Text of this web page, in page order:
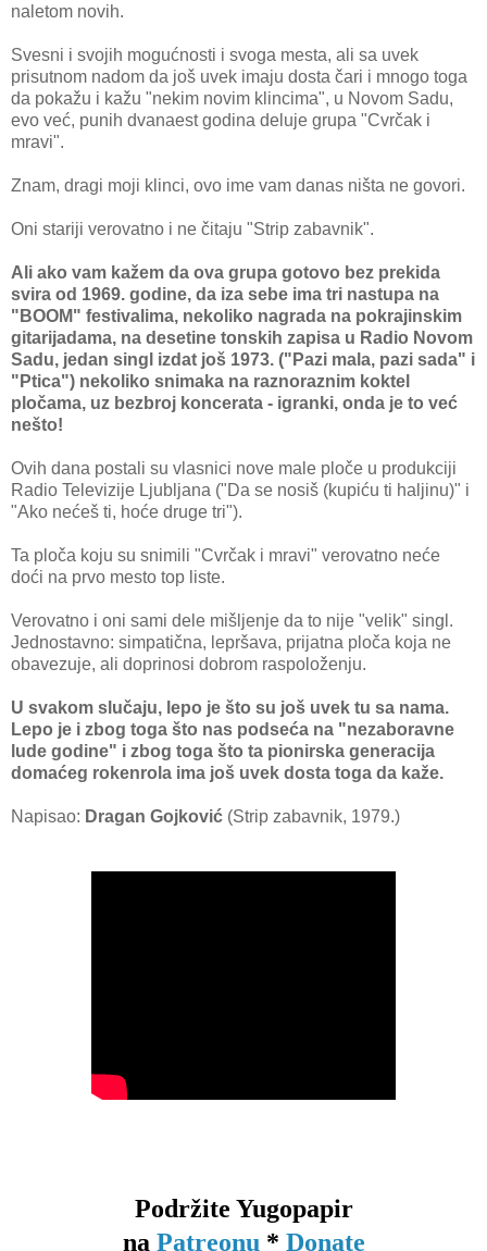
naletom novih.
Svesni i svojih mogućnosti i svoga mesta, ali sa uvek
prisutnom nadom da još uvek imaju dosta čari i mnogo toga
da pokažu i kažu "nekim novim klincima", u Novom Sadu,
evo već, punih dvanaest godina deluje grupa "Cvrčak i
mravi".
Znam, dragi moji klinci, ovo ime vam danas ništa ne govori.
Oni stariji verovatno i ne čitaju "Strip zabavnik".
Ali ako vam kažem da ova grupa gotovo bez prekida
svira od 1969. godine, da iza sebe ima tri nastupa na
"BOOM" festivalima, nekoliko nagrada na pokrajinskim
gitarijadama, na desetine tonskih zapisa u Radio Novom
Sadu, jedan singl izdat još 1973. ("Pazi mala, pazi sada" i
"Ptica") nekoliko snimaka na raznoraznim koktel
pločama, uz bezbroj koncerata - igranki, onda je to već
nešto!
Ovih dana postali su vlasnici nove male ploče u produkciji
Radio Televizije Ljubljana ("Da se nosiš (kupiću ti haljinu)" i
"Ako nećeš ti, hoće druge tri").
Ta ploča koju su snimili "Cvrčak i mravi" verovatno neće
doći na prvo mesto top liste.
Verovatno i oni sami dele mišljenje da to nije "velik" singl.
Jednostavno: simpatična, lepršava, prijatna ploča koja ne
obavezuje, ali doprinosi dobrom raspoloženju.
U svakom slučaju, lepo je što su još uvek tu sa nama.
Lepo je i zbog toga što nas podseća na "nezaboravne
lude godine" i zbog toga što ta pionirska generacija
domaćeg rokenrola ima još uvek dosta toga da kaže.
Napisao: Dragan Gojković (Strip zabavnik, 1979.)
Podržite Yugopapir
na Patreonu * Donate